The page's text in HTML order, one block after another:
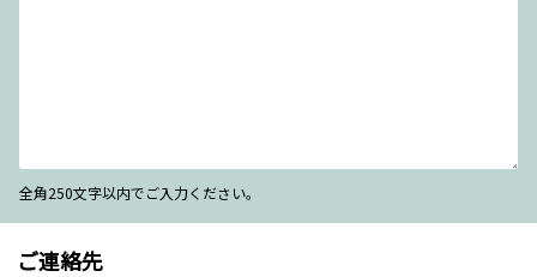
全角250文字以内でご入力ください。
ご連絡先